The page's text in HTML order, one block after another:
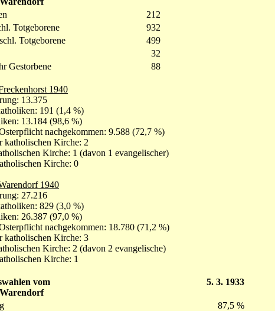
212
Totgeborene
932
Totgeborene
499
32
Gestorbene
88
1940
13.375
191 (1,4 %)
13.184 (98,6 %)
nachgekommen: 9.588 (72,7 %)
katholischen Kirche: 2
Kirche: 1 (davon 1 evangelischer)
Kirche: 0
1940
27.216
829 (3,0 %)
26.387 (97,0 %)
nachgekommen: 18.780 (71,2 %)
katholischen Kirche: 3
Kirche: 2 (davon 2 evangelische)
Kirche: 1
vom
5. 3. 1933
87,5 %